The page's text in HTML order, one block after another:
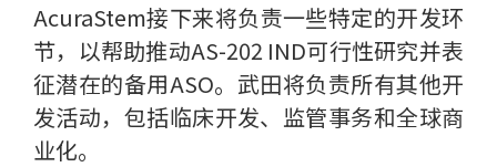
AcuraStem接下来将负责一些特定的开发环
节，以帮助推动AS-202 IND可行性研究并表
征潜在的备用ASO。武田将负责所有其他开
发活动，包括临床开发、监管事务和全球商
业化。